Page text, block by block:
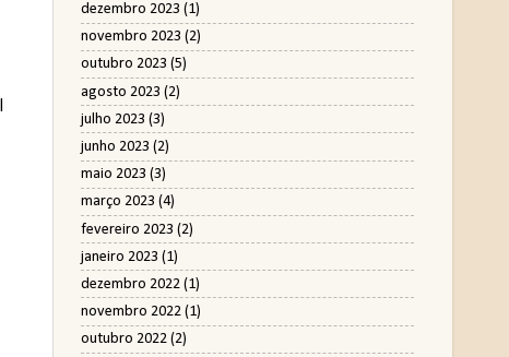
dezembro 2023 (1)
novembro 2023 (2)
outubro 2023 (5)
agosto 2023 (2)
julho 2023 (3)
junho 2023 (2)
maio 2023 (3)
março 2023 (4)
fevereiro 2023 (2)
janeiro 2023 (1)
dezembro 2022 (1)
novembro 2022 (1)
outubro 2022 (2)